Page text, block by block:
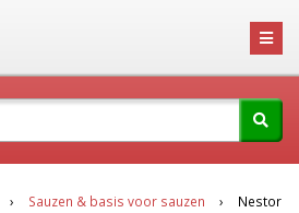
Sauzen & basis voor sauzen Nestor